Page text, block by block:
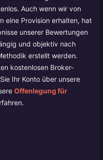
Auch wenn wir von
eine Provision erhalten, hat
unserer Bewertungen
und objektiv nach
erstellt werden.
kostenlosen Broker-
Ihr Konto über unsere
Offenlegung für